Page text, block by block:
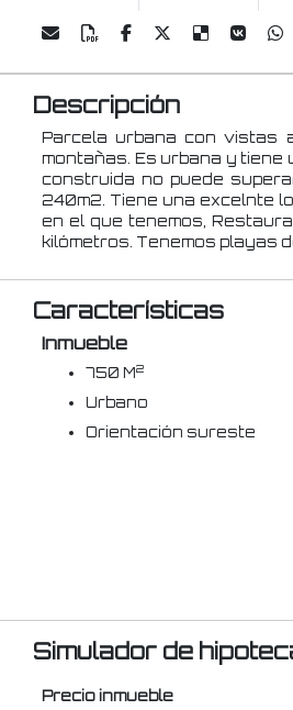
Descripción
Parcela urbana con vistas
montañas. Es urbana y tiene
construida no puede
240m2. Tiene una excelnte
en el que tenemos,
kilómetros. Tenemos playas
Características
Inmueble
750 M2
Urbano
Orientación sureste
Simulador de
Precio inmueble